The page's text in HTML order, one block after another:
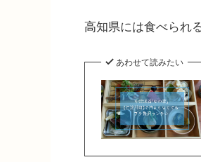
高知県には食べられ
あわせて読みたい